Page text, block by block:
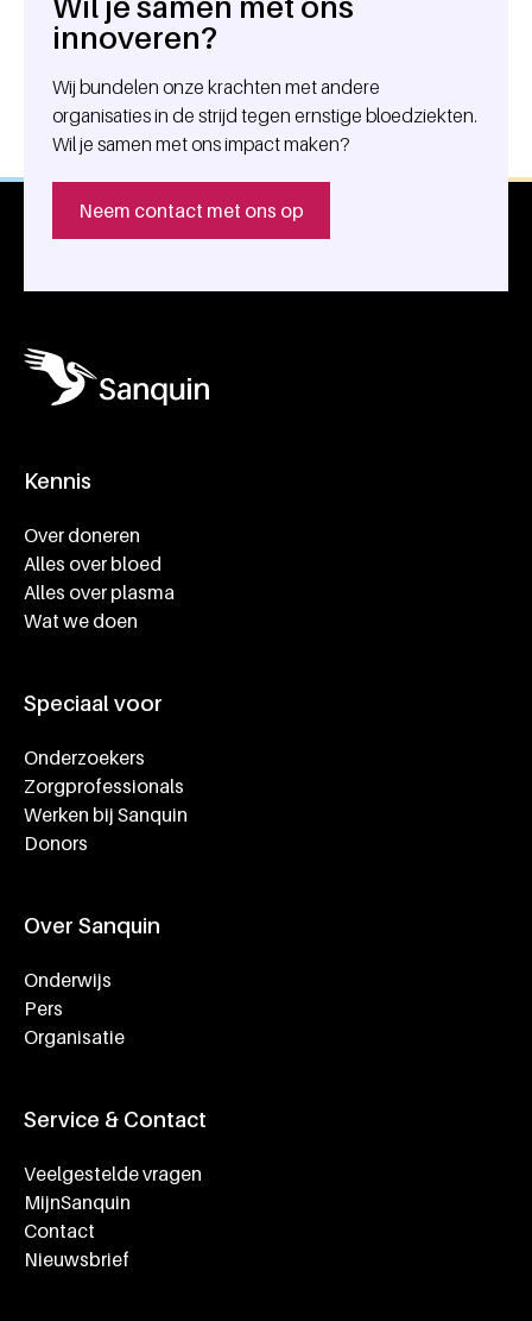
Algemene informatie
innoveren?
Wij bundelen onze krachten met andere
organisaties in de strijd tegen ernstige bloedziekten.
Wil je samen met ons impact maken?
Neem contact met ons op
Kennis
Over doneren
Alles over bloed
Alles over plasma
Wat we doen
Speciaal voor
Onderzoekers
Zorgprofessionals
Werken bij Sanquin
Donors
Over Sanquin
Onderwijs
Pers
Organisatie
Service & Contact
Veelgestelde vragen
MijnSanquin
Contact
Nieuwsbrief